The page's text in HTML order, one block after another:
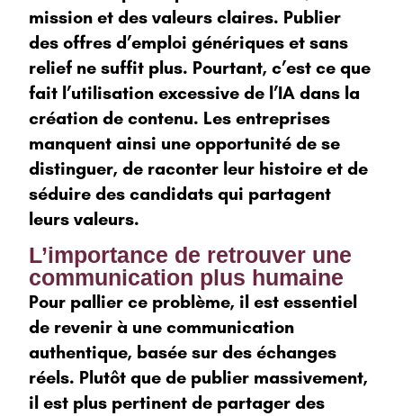
mission et des valeurs claires. Publier
des offres d’emploi génériques et sans
relief ne suffit plus. Pourtant, c’est ce que
fait l’utilisation excessive de l’IA dans la
création de contenu. Les entreprises
manquent ainsi une opportunité de se
distinguer, de raconter leur histoire et de
séduire des candidats qui partagent
leurs valeurs.
L’importance de retrouver une
communication plus humaine
Pour pallier ce problème, il est essentiel
de revenir à une communication
authentique, basée sur des échanges
réels. Plutôt que de publier massivement,
il est plus pertinent de partager des